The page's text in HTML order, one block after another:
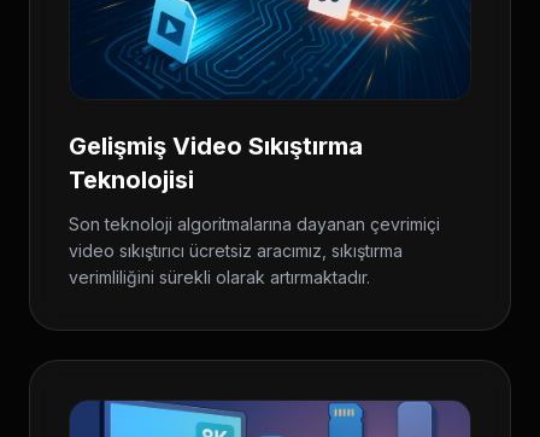
Gelişmiş Video Sıkıştırma
Teknolojisi
Son teknoloji algoritmalarına dayanan çevrimiçi
video sıkıştırıcı ücretsiz aracımız, sıkıştırma
verimliliğini sürekli olarak artırmaktadır.